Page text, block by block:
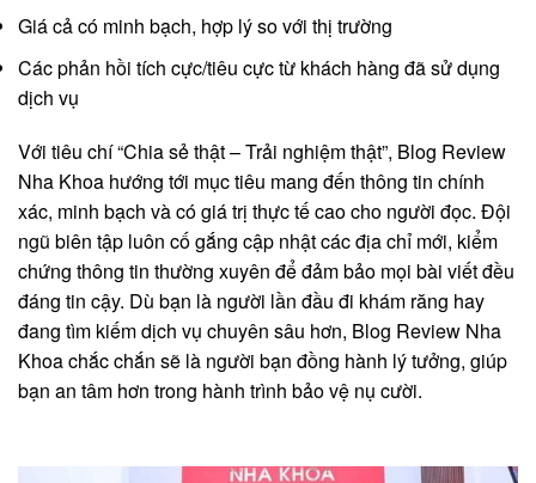
Giá cả có minh bạch, hợp lý so với thị trường
Các phản hồi tích cực/tiêu cực từ khách hàng đã sử dụng
dịch vụ
Với tiêu chí “Chia sẻ thật – Trải nghiệm thật”, Blog Review
Nha Khoa hướng tới mục tiêu mang đến thông tin chính
xác, minh bạch và có giá trị thực tế cao cho người đọc. Đội
ngũ biên tập luôn cố gắng cập nhật các địa chỉ mới, kiểm
chứng thông tin thường xuyên để đảm bảo mọi bài viết đều
đáng tin cậy. Dù bạn là người lần đầu đi khám răng hay
đang tìm kiếm dịch vụ chuyên sâu hơn, Blog Review Nha
Khoa chắc chắn sẽ là người bạn đồng hành lý tưởng, giúp
bạn an tâm hơn trong hành trình bảo vệ nụ cười.